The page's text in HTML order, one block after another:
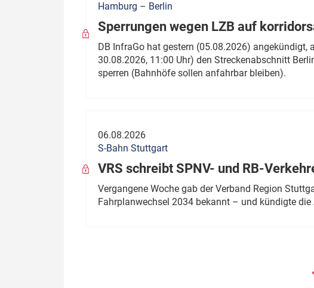
Hamburg – Berlin
Sperrungen wegen LZB auf
DB InfraGo hat gestern (05.08.2026)
30.08.2026, 11:00 Uhr) den Streckenabschnitt
sperren (Bahnhöfe sollen anfahrbar bleiben).
06.08.2026
S-Bahn Stuttgart
VRS schreibt SPNV- und RB-
Vergangene Woche gab der Verband Region
Fahrplanwechsel 2034 bekannt – und kündigte